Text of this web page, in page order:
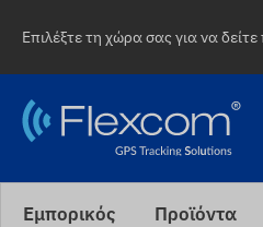
Επιλέξτε τη χώρα σας για να
Εμπορικός Προϊόντα